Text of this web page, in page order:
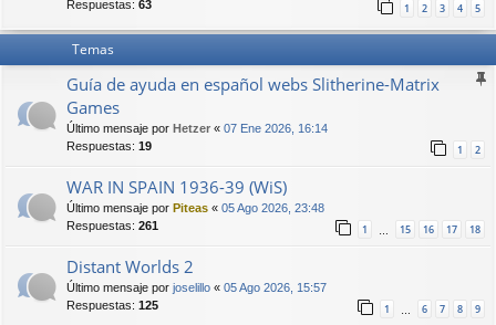
Respuestas: 63 1 2 3 4 5
Temas
Guía de ayuda en español webs Slitherine-Matrix
Games
Último mensaje por Hetzer « 07 Ene 2026, 16:14
Respuestas: 19 1 2
WAR IN SPAIN 1936-39 (WiS)
Último mensaje por Piteas « 05 Ago 2026, 23:48
Respuestas: 261 1 15 16 17 18
Distant Worlds 2
Último mensaje por joselillo « 05 Ago 2026, 15:57
Respuestas: 125 1 6 7 8 9